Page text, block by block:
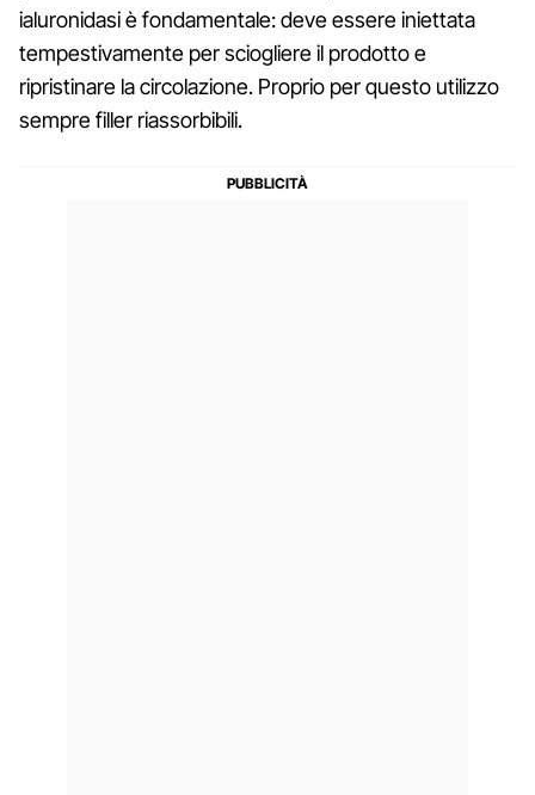
ialuronidasi è fondamentale: deve essere iniettata
tempestivamente per sciogliere il prodotto e
ripristinare la circolazione. Proprio per questo utilizzo
sempre filler riassorbibili.